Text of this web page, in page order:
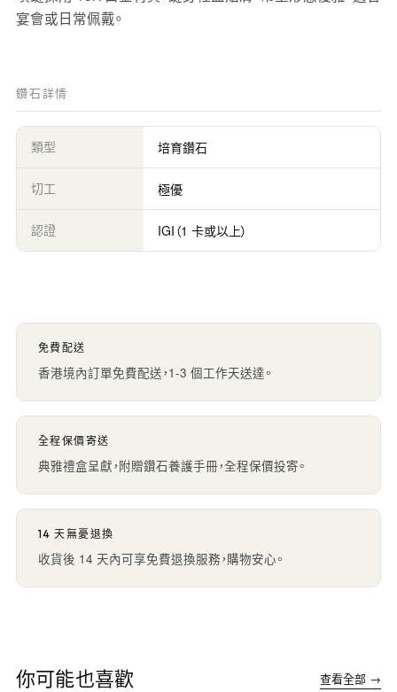
宴會或日常佩戴。
鑽石詳情
類型 培育鑽石
切工 極優
認證 IGI（1 卡或以上）
免費配送
香港境內訂單免費配送，1-3 個工作天送達。
全程保價寄送
典雅禮盒呈獻，附贈鑽石養護手冊，全程保價投寄。
14 天無憂退換
收貨後 14 天內可享免費退換服務，購物安心。
你可能也喜歡 查看全部 →